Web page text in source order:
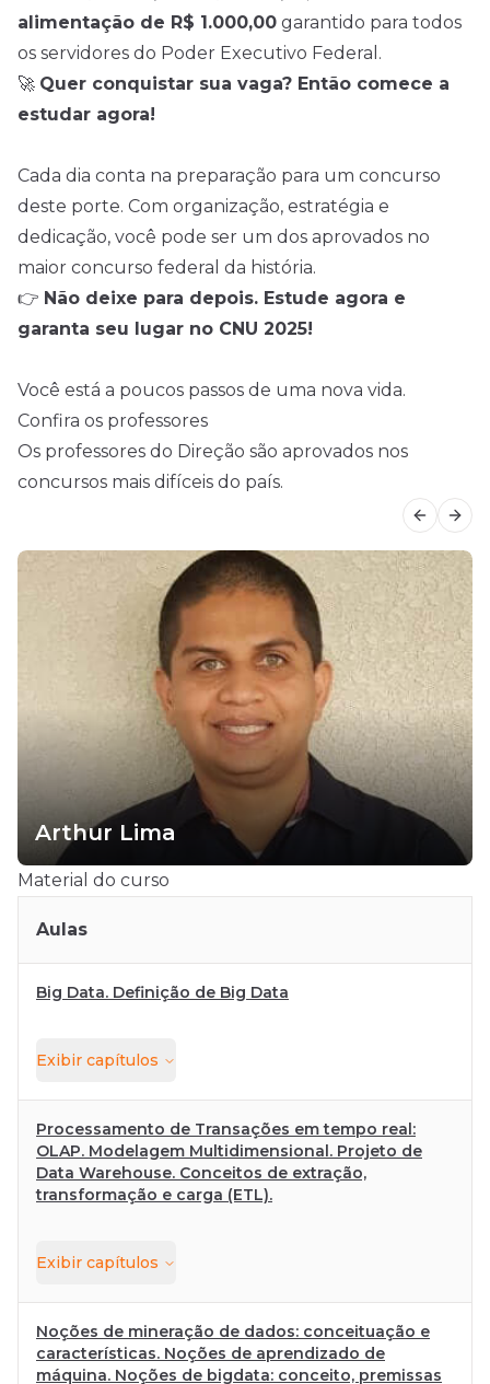
alimentação de R$ 1.000,00 garantido para todos
os servidores do Poder Executivo Federal.
🚀 Quer conquistar sua vaga? Então comece a
estudar agora!
Cada dia conta na preparação para um concurso
deste porte. Com organização, estratégia e
dedicação, você pode ser um dos aprovados no
maior concurso federal da história.
👉 Não deixe para depois. Estude agora e
garanta seu lugar no CNU 2025!
Você está a poucos passos de uma nova vida.
Confira os professores
Os professores do Direção são aprovados nos
concursos mais difíceis do país.
Arthur Lima
Material do curso
Aulas
Big Data. Definição de Big Data
Exibir capítulos
Processamento de Transações em tempo real:
OLAP. Modelagem Multidimensional. Projeto de
Data Warehouse. Conceitos de extração,
transformação e carga (ETL).
Exibir capítulos
Noções de mineração de dados: conceituação e
características. Noções de aprendizado de
máquina. Noções de bigdata: conceito, premissas